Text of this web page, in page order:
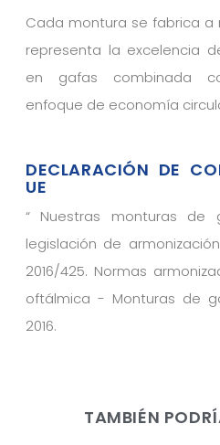
Cada montura se fabrica a
representa la excelencia
en gafas combinada
enfoque de economía
DECLARACIÓN DE
UE
“ Nuestras monturas de
legislación de
2016/425. Normas
oftálmica - Monturas de
2016.
TAMBIÉN